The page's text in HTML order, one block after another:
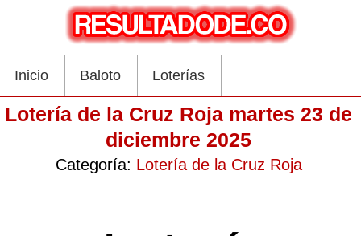
Inicio Baloto Loterías
Lotería de la Cruz Roja martes 23 de
diciembre 2025
Categoría: Lotería de la Cruz Roja